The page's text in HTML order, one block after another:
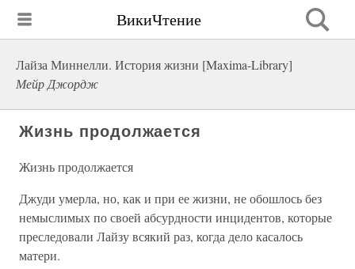
ВикиЧтение
Лайза Миннелли. История жизни [Maxima-Library]
Мейр Джордж
Жизнь продолжается
Жизнь продолжается
Джуди умерла, но, как и при ее жизни, не обошлось без
немыслимых по своей абсурдности инцидентов, которые
преследовали Лайзу всякий раз, когда дело касалось
матери.